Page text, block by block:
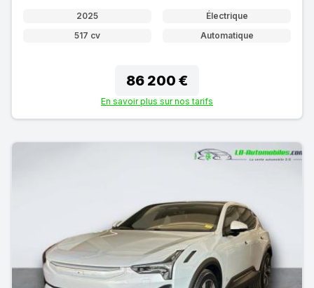
2025
Électrique
517 cv
Automatique
86 200 €
En savoir plus sur nos tarifs